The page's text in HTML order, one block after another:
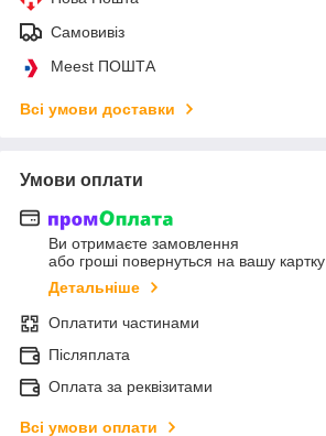
Самовивіз
Meest ПОШТА
Всі умови доставки
Умови оплати
Ви отримаєте замовлення
або гроші повернуться на вашу картку
Детальніше
Оплатити частинами
Післяплата
Оплата за реквізитами
Всі умови оплати